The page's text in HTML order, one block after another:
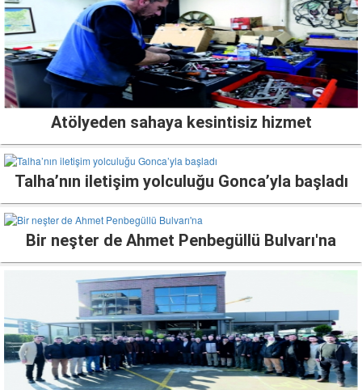
Atölyeden sahaya kesintisiz hizmet
Talha’nın iletişim yolculuğu Gonca’yla başladı
Bir neşter de Ahmet Penbegüllü Bulvarı'na